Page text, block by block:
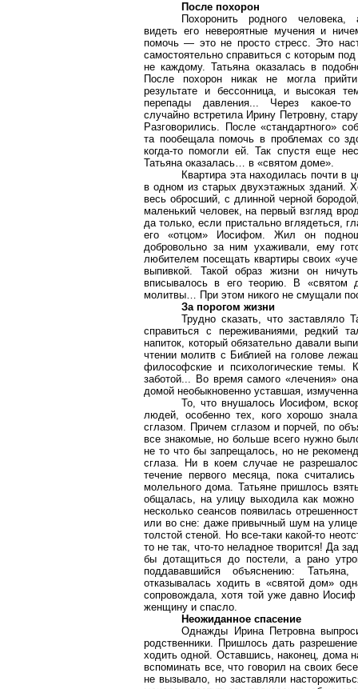
После похорон
Похоронить родного
видеть его невероятные мучения и
помочь — это не просто стресс. Это
самостоятельно справиться с которым
не каждому. Татьяна оказалась в
После похорон никак не могла
результате и бессонница, и высокая
перепады давления... Через какое-
случайно встретила Ирину Петровну,
Разговорились. После «стандартного»
та пообещала помочь в проблемах со
когда-то помогли ей. Так спустя еще
Татьяна оказалась… в «святом доме».
Квартира эта находилась почти в
в одном из старых двухэтажных зданий.
весь обросший, с длинной черной
маленький человек, на первый взгляд
да только, если пристально вглядеться,
его «отцом» Иосифом. Жил он
добровольно за ним ухаживали, ему
любителем посещать квартиры своих
выпивкой. Такой образ жизни он
вписывалось в его теорию. В «святом
молитвы… При этом никого не смущали
За порогом жизни
Трудно сказать, что заставляло
справиться с переживаниями, редкий
напиток, который обязательно давали
чтении молитв с Библией на голове
философские и психологические темы.
заботой... Во время самого «лечения»
домой необыкновенно уставшая,
То, что внушалось Иосифом,
людей, особенно тех, кого хорошо
сглазом. Причем сглазом и порчей, по
все знакомые, но больше всего нужно
не то что бы запрещалось, но не
сглаза. Ни в коем случае не
течение первого месяца, пока
молельного дома. Татьяне пришлось
общалась, на улицу выходила как
несколько сеансов появилась
или во сне: даже привычный шум на
толстой стеной. Но все-таки какой-то
то не так, что-то неладное творится! Да
бы дотащиться до постели, а рано
поддававшийся объяснению:
отказывалась ходить в «святой дом»
сопровождала, хотя той уже давно
женщину и спасло.
Неожиданное спасение
Однажды Ирина Петровна
родственники. Пришлось дать
ходить одной. Оставшись, наконец, дома
вспоминать все, что говорил на своих
не вызывало, но заставляли